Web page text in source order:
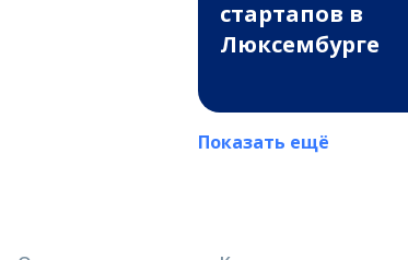
стартапов в
Люксембурге
Показать ещё